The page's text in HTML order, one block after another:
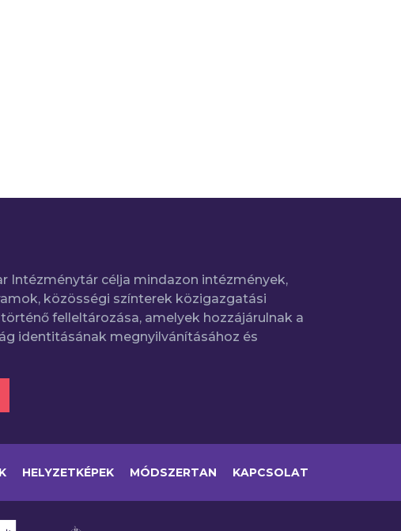
Intézménytár célja mindazon intézmények,
közösségi színterek közigazgatási
felleltározása, amelyek hozzájárulnak a
identitásának megnyilvánításához és
HELYZETKÉPEK MÓDSZERTAN KAPCSOLAT